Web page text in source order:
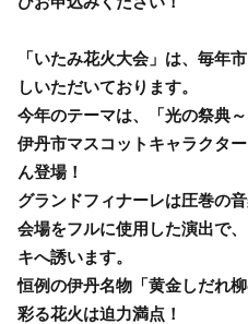
「いたみ花火大会」は、毎年
しいただいております。
今年のテーマは、「光の祭典
伊丹市マスコットキャラクタ
ん登場！
グランドフィナーレは圧巻の
会場をフルに使用した演出で
キへ誘います。
恒例の伊丹名物「黄金しだれ
彩る花火は迫力満点！